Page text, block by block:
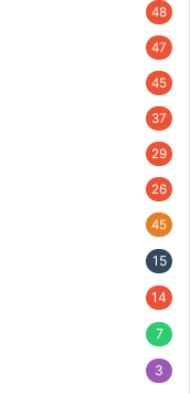
48
47
45
37
29
26
45
15
14
7
3